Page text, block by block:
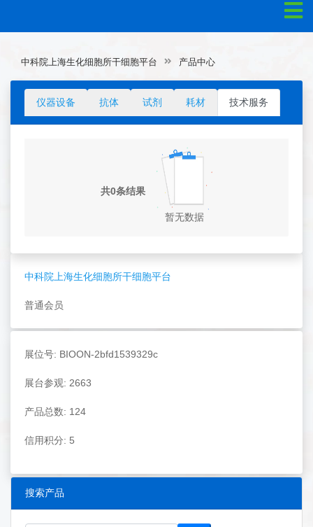
中科院上海生化细胞所干细胞平台
普通会员
展位号: BIOON-2bfd1539329c
展台参观: 2663
产品总数: 124
信用积分: 5
搜索产品
中科院上海生化细胞所干细胞平台 产品中心
仪器设备 抗体 试剂 耗材 技术服务
共0条结果
暂无数据